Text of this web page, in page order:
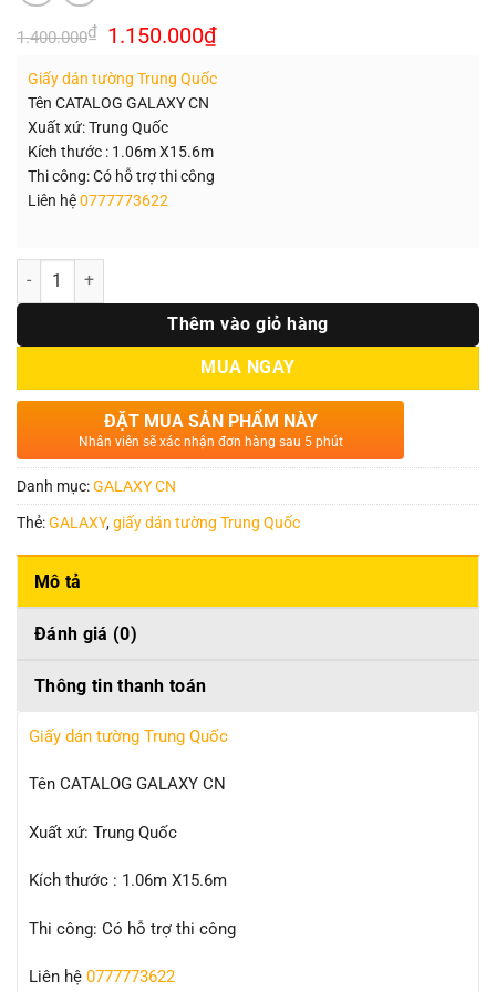
1.400.000₫ Giá
gốc
1.400.000₫.
1.150.000₫Giá
hiện
là:
Giấy dán tường Trung Quốc
Tên CATALOG GALAXY CN
Xuất xứ: Trung Quốc
Kích thước : 1.06m X15.6m
Thi công: Có hỗ trợ thi công
Liên hệ0777773622
Số lượng
Thêm vào giỏ hàng
MUA NGAY
ĐẶT MUA SẢN PHẨM NÀY
Nhân viên sẽ xác nhận đơn hàng sau 5 phút
Danh mục:GALAXY CN
Thẻ:GALAXY,giấy dán tường Trung Quốc
Mô tả
Đánh giá (0)
Thông tin thanh toán
Giấy dán tường Trung Quốc
Tên CATALOG GALAXY CN
Xuất xứ: Trung Quốc
Kích thước : 1.06m X15.6m
Thi công: Có hỗ trợ thi công
Liên hệ 0777773622